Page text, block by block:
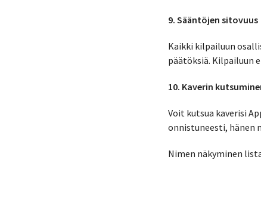
9. Sääntöjen sitovuus
Kaikki kilpailuun
päätöksiä. Kilpailuun
10. Kaverin
Voit kutsua kaverisi
onnistuneesti, hänen
Nimen näkyminen